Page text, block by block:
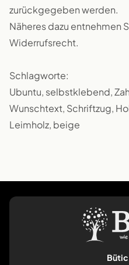
zurückgegeben werden.
Näheres dazu entnehmen
Widerrufsrecht.
Schlagworte:
Ubuntu, selbstklebend,
Wunschtext, Schriftzug,
Leimholz, beige
Bütic